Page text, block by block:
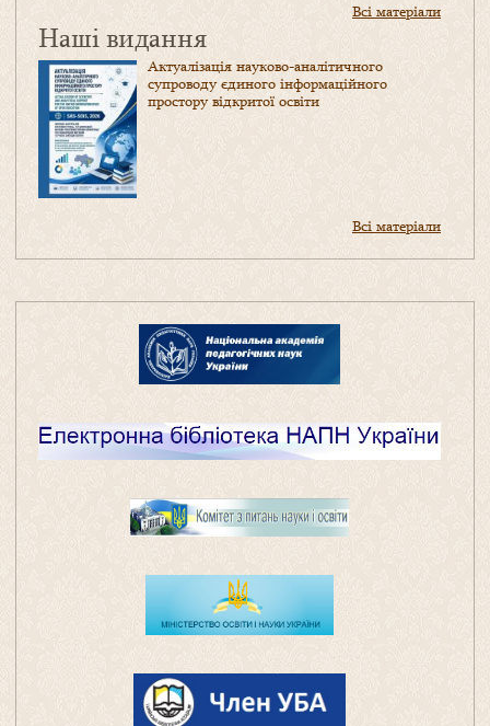
Всі матеріали
Наші видання
Актуалізація науково-аналітичного
супроводу єдиного інформаційного
простору відкритої освіти
Всі матеріали